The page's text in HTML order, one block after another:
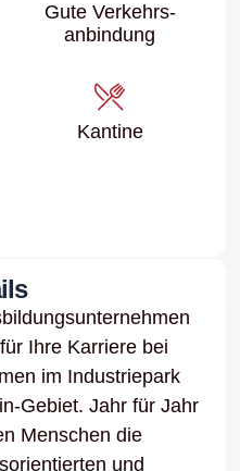
Gute Verkehrs­
anbindung
Kantine
Ihre Karriere bei
im Industriepark
Gebiet. Jahr für Jahr
Menschen die
und